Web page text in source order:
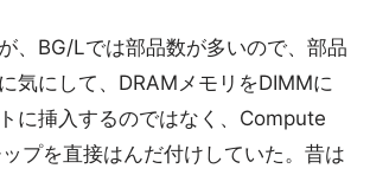
、BG/Lでは部品数が多いので、部品
気にして、DRAMメモリをDIMMに
に挿入するのではなく、Compute
プを直接はんだ付けしていた。昔は